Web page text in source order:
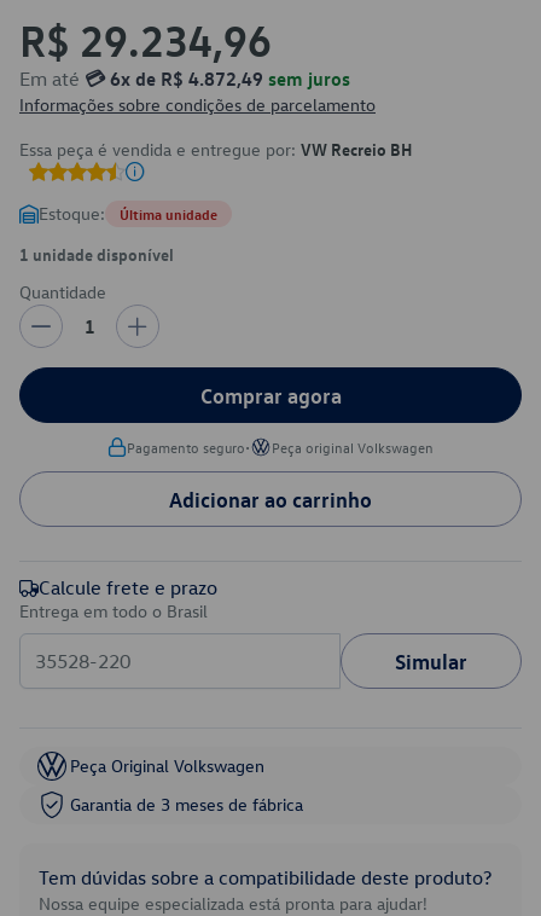
R$ 29.234,96
Em até 💳 6x de R$ 4.872,49 sem juros
Informações sobre condições de parcelamento
Essa peça é vendida e entregue por: VW Recreio BH
Estoque: Última unidade
1 unidade disponível
Quantidade
1
Comprar agora
Pagamento seguro• Peça original Volkswagen
Adicionar ao carrinho
Calcule frete e prazo
Entrega em todo o Brasil
Simular
Peça Original Volkswagen
Garantia de 3 meses de fábrica
Tem dúvidas sobre a compatibilidade deste produto?
Nossa equipe especializada está pronta para ajudar!